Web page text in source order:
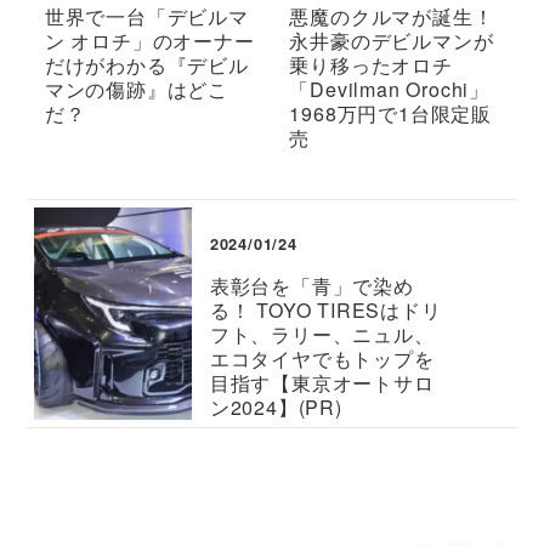
世界で一台「デビルマ
ン オロチ」のオーナー
だけがわかる『デビル
マンの傷跡』はどこ
だ？
悪魔のクルマが誕生！
永井豪のデビルマンが
乗り移ったオロチ
「Devilman Orochi」
1968万円で1台限定販
売
2024/01/24
表彰台を「青」で染め
る！ TOYO TIRESはドリ
フト、ラリー、ニュル、
エコタイヤでもトップを
目指す【東京オートサロ
ン2024】(PR)